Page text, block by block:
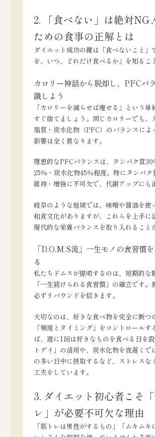
2. 「食べない」は絶対NG
ための食事の正解とは
ダイエット成功の鍵は「食べないこと」
を、いつ、どれだけ食べるか」を知るこ
カロリー神話から脱却し、PFCバ
識しよう
「カロリーを減らせば痩せる」という単
すぐ捨てましょう。同じカロリーでも、
脂質・炭水化物（PFC）のバランスによ
影響は全く異なります。
理想的なPFCバランスは、タンパク質30
25％・炭水化物45％程度。特にタンパク
維持・増強に不可欠で、代謝アップにも
岐阜のような地域では、味噌や醤油を使
和食文化がありますが、これらを上手に
現代的な栄養バランスを取り入れること
「D.O.M.S流」一生モノの食習慣
る
私たちドムスが提唱するのは、短期的な
「一生続けられる食習慣」の確立です。
必ずリバウンドを招きます。
大切なのは、好きな食べ物を完全に断つ
「頻度とタイミング」をコントロールす
ば、週に1回は好きなものを食べる日を
トデイ」の活用や、炭水化物を夜遅くで
の多い日中に摂取するなど、ストレスな
工夫をしています。
3. ダイエット初心者こそ
レ」が必要不可欠な理由
「筋トレは男性がするもの」「ムキムキ